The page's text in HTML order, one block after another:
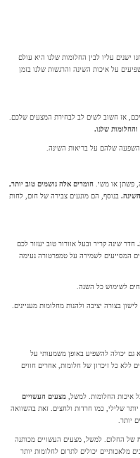
ישנים עליו לבין החלומות שלנו היא עולם
על איכות השינה והרגשות שלנו בזמן
אז חשוב לשים לב לבחירת המצעים שלכם.
והחלומות שלנו.
שלהם על בריאות השינה.
פשתן או משי. חומרים אלה נושמים טוב יותר,
בנוסף, הם מונעים צבירה של חום, לחות
חדר שינה קריר ובעל אוורור טוב יעזור לכם
המסייעים לשמירה על טמפרטורה נעימה
לשימוש כל השנה.
בצורה יציבה ולהנות מחלומות מעניינים.
יכולה להשפיע באופן משמעותי על
ללא כל זיכרון של חלומות, אחרים חווים
איכות החלומות. למשל, מצעים העשויים
יותר שלילי, כמו חרדות ולחצים. זאת בהשוואה
יותר.
של החלום. למשל, מצעים העשויים מכותנה
מלאכותיים יכולים לתרום לחלומות יותר